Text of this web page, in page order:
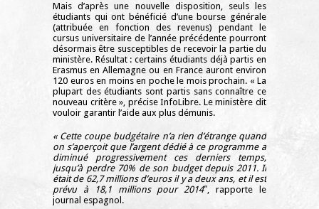
Mais d’après une nouvelle disposition, seuls les
étudiants qui ont bénéficié d’une bourse générale
(attribuée en fonction des revenus) pendant le
cursus universitaire de l’année précédente pourront
désormais être susceptibles de recevoir la partie du
ministère. Résultat : certains étudiants déjà partis en
Erasmus en Allemagne ou en France auront environ
120 euros en moins en poche le mois prochain. « La
plupart des étudiants sont partis sans connaître ce
nouveau critère », précise InfoLibre. Le ministère dit
vouloir garantir l’aide aux plus démunis.
« Cette coupe budgétaire n’a rien d’étrange quand
on s’aperçoit que l’argent dédié à ce programme a
diminué progressivement ces derniers temps,
jusqu’à perdre 70% de son budget depuis 2011. Il
était de 62,7 millions d’euros il y a deux ans, et il est
prévu à 18,1 millions pour 2014″, rapporte le
journal espagnol.